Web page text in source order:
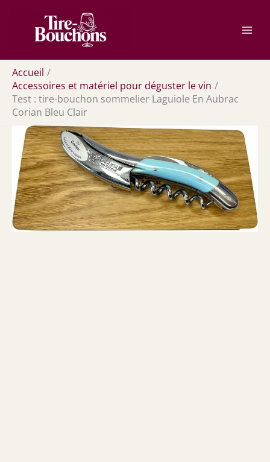
contenu
Accueil
Accessoires et matériel pour déguster le vin
Test : tire-bouchon sommelier Laguiole En Aubrac
Corian Bleu Clair